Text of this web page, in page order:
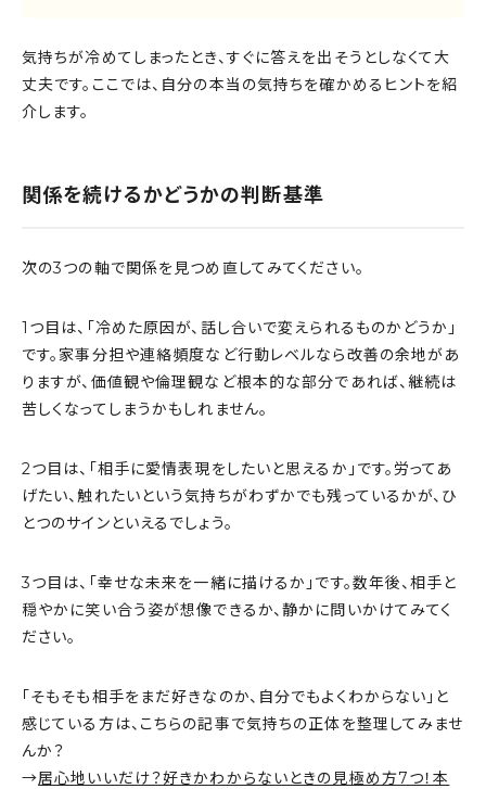
気持ちが冷めてしまったとき、すぐに答えを出そうとしなくて大
丈夫です。ここでは、自分の本当の気持ちを確かめるヒントを紹
介します。
関係を続けるかどうかの判断基準
次の3つの軸で関係を見つめ直してみてください。
1つ目は、「冷めた原因が、話し合いで変えられるものかどうか」
です。家事分担や連絡頻度など行動レベルなら改善の余地があ
りますが、価値観や倫理観など根本的な部分であれば、継続は
苦しくなってしまうかもしれません。
2つ目は、「相手に愛情表現をしたいと思えるか」です。労ってあ
げたい、触れたいという気持ちがわずかでも残っているかが、ひ
とつのサインといえるでしょう。
3つ目は、「幸せな未来を一緒に描けるか」です。数年後、相手と
穏やかに笑い合う姿が想像できるか、静かに問いかけてみてく
ださい。
「そもそも相手をまだ好きなのか、自分でもよくわからない」と
感じている方は、こちらの記事で気持ちの正体を整理してみませ
んか？
→居心地いいだけ？好きかわからないときの見極め方7つ！本